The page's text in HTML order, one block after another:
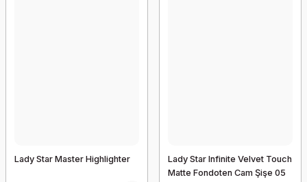
Lady Star Master Highlighter
Lady Star Infinite Velvet Touch
Matte Fondoten Cam Şişe 05